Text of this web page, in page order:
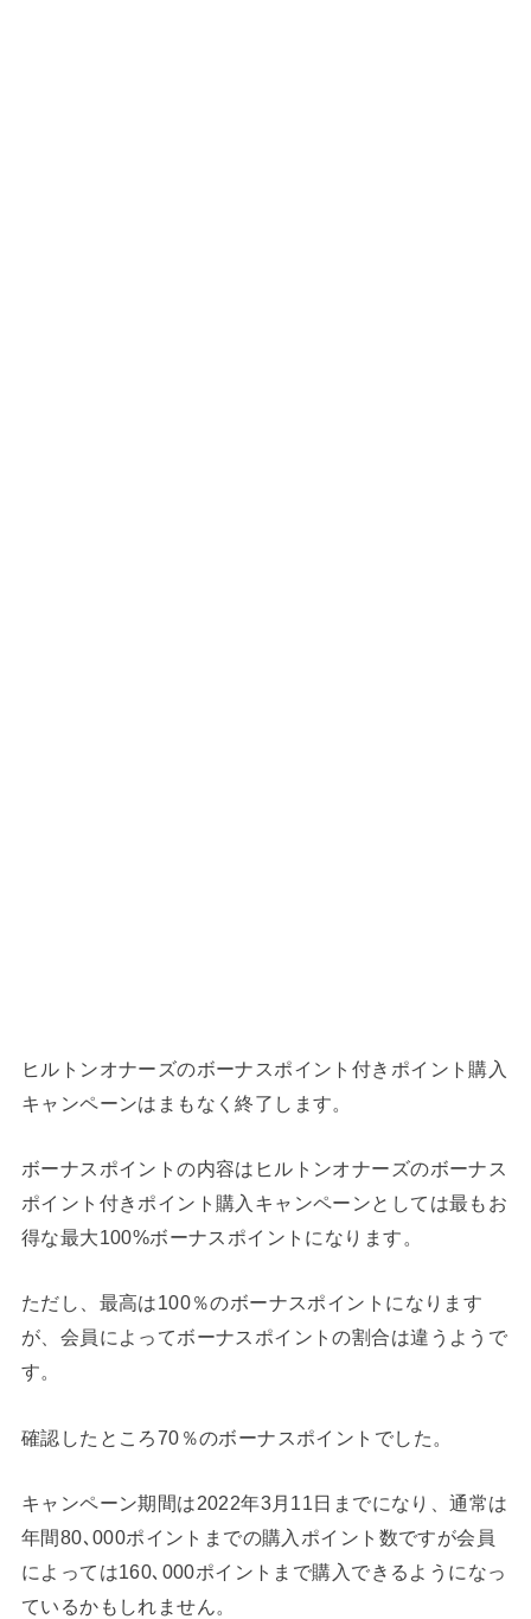
ヒルトンオナーズのボーナスポイント付きポイント購入
キャンペーンはまもなく終了します。
ボーナスポイントの内容はヒルトンオナーズのボーナス
ポイント付きポイント購入キャンペーンとしては最もお
得な最大100%ボーナスポイントになります。
ただし、最高は100％のボーナスポイントになります
が、会員によってボーナスポイントの割合は違うようで
す。
確認したところ70％のボーナスポイントでした。
キャンペーン期間は2022年3月11日までになり、通常は
年間80､000ポイントまでの購入ポイント数ですが会員
によっては160､000ポイントまで購入できるようになっ
ているかもしれません。